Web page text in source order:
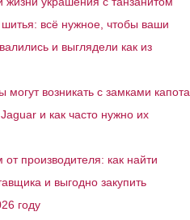
всё нужное, чтобы ваши
и выглядели как из
могут возникать с замками капота
и как часто нужно их
от производителя: как найти
и выгодно закупить
году